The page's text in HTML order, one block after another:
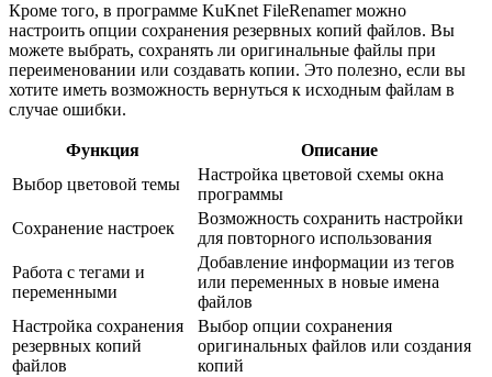
Кроме того, в программе KuKnet FileRenamer можно
настроить опции сохранения резервных копий файлов. Вы
можете выбрать, сохранять ли оригинальные файлы при
переименовании или создавать копии. Это полезно, если вы
хотите иметь возможность вернуться к исходным файлам в
случае ошибки.
Функция
Описание
Выбор цветовой темы
Настройка цветовой схемы окна
программы
Сохранение настроек
Возможность сохранить настройки
для повторного использования
Работа с тегами и
переменными
Добавление информации из тегов
или переменных в новые имена
файлов
Настройка сохранения
резервных копий
файлов
Выбор опции сохранения
оригинальных файлов или создания
копий